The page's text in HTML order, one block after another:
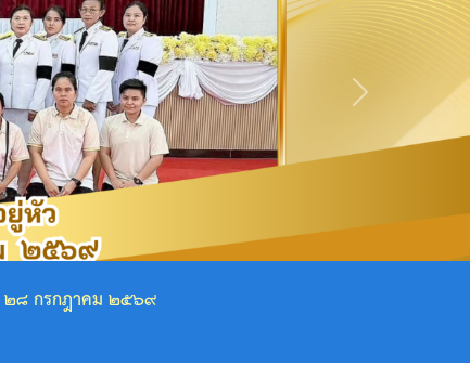
ร และพนักงานเทศบาลตำบลวังหว้า
Next